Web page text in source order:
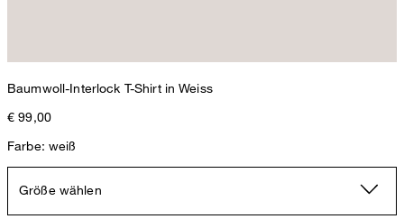
Baumwoll-Interlock T-Shirt in Weiss
€ 99,00
Farbe: weiß
Größe wählen